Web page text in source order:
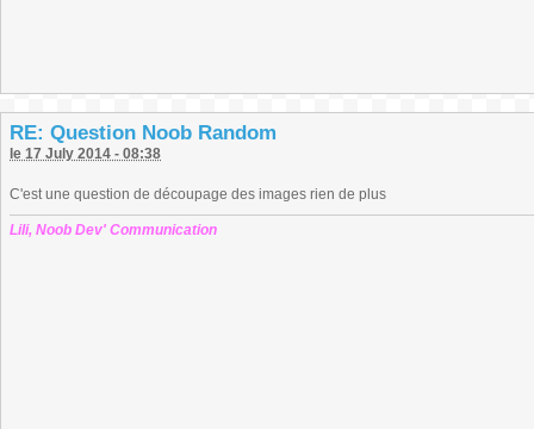
RE: Question Noob Random
le 17 July 2014 - 08:38
C'est une question de découpage des images rien de plus
Lili, Noob Dev' Communication